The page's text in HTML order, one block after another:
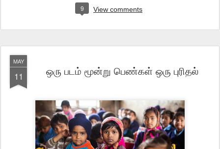
9 View comments
MAY
11 ஒரு படம் மூன்று பெண்கள் ஒரு புரிதல்